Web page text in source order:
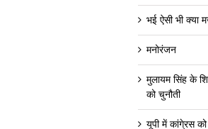
भई ऐसी भी क्या
मनोरंजन
मुलायम सिंह के
को चुनौती
यूपी में कांगे्रस